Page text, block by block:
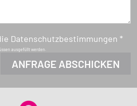
Datenschutzbestimmungen *
ausgefüllt werden.